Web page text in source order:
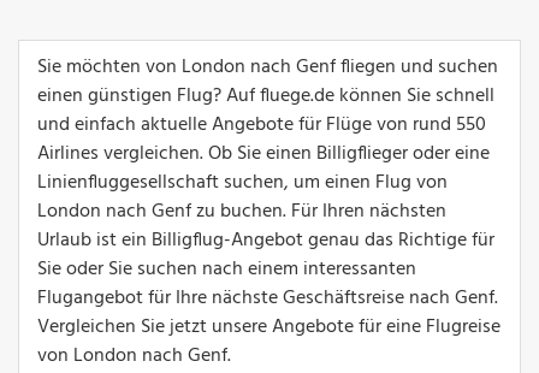
Sie möchten von London nach Genf fliegen und suchen
einen günstigen Flug? Auf fluege.de können Sie schnell
und einfach aktuelle Angebote für Flüge von rund 550
Airlines vergleichen. Ob Sie einen Billigflieger oder eine
Linienfluggesellschaft suchen, um einen Flug von
London nach Genf zu buchen. Für Ihren nächsten
Urlaub ist ein Billigflug-Angebot genau das Richtige für
Sie oder Sie suchen nach einem interessanten
Flugangebot für Ihre nächste Geschäftsreise nach Genf.
Vergleichen Sie jetzt unsere Angebote für eine Flugreise
von London nach Genf.